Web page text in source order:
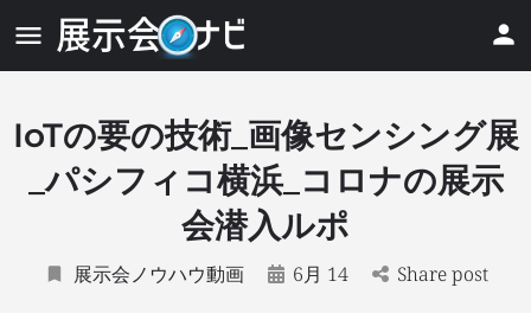
IoTの要の技術_画像センシング展
_パシフィコ横浜_コロナの展示
会潜入ルポ
展示会ノウハウ動画 6月 14 Share post